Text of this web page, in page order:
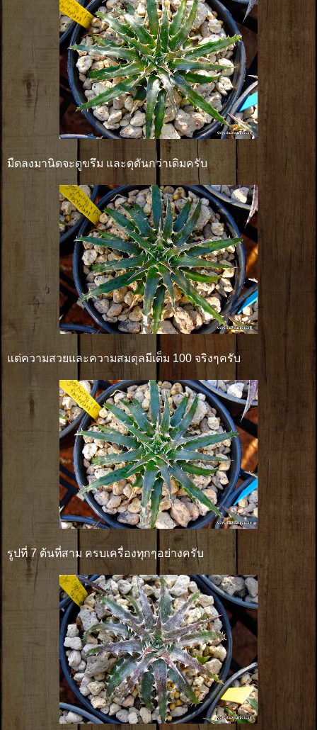
มืดลงมานิดจะดูขรึม และดุดันกว่าเดิมครับ
แต่ความสวยและความสมดุลมีเต็ม 100 จริงๆครับ
รูปที่ 7 ต้นที่สาม ครบเครื่องทุกๆอย่างครับ